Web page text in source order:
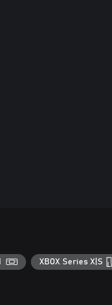
XBOX Series X|S